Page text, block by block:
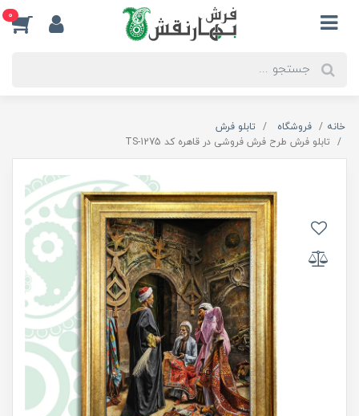
0
خانه فروشگاه
تابلو فرش
تابلو فرش طرح فرش فروشی در قاهره کد TS-1275